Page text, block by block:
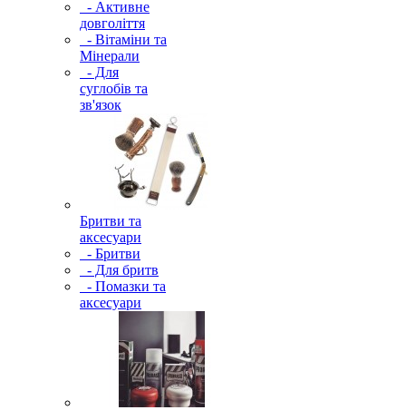
- Активне
довголіття
- Вітаміни та
Мінерали
- Для
суглобів та
зв'язок
Бритви та
аксесуари
- Бритви
- Для бритв
- Помазки та
аксесуари